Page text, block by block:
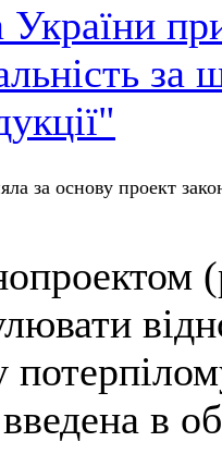
за
за основу проект
в